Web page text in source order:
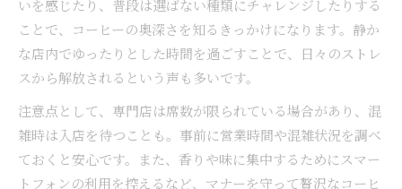
いを感じたり、普段は選ばない種類にチャレンジしたりする
ことで、コーヒーの奥深さを知るきっかけになります。静か
な店内でゆったりとした時間を過ごすことで、日々のストレ
スから解放されるという声も多いです。
注意点として、専門店は席数が限られている場合があり、混
雑時は入店を待つことも。事前に営業時間や混雑状況を調べ
ておくと安心です。また、香りや味に集中するためにスマー
トフォンの利用を控えるなど、マナーを守って贅沢なコーヒ